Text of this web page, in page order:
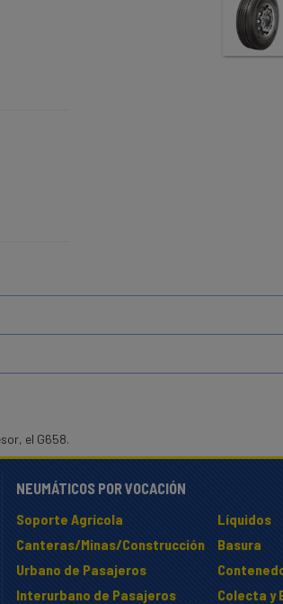
el G658.
NEUMÁTICOS POR VOCACIÓN
Soporte Agrícola
Canteras/Minas/Construcción
Urbano de Pasajeros
Interurbano de Pasajeros
Líquidos
Basura
Colecta y